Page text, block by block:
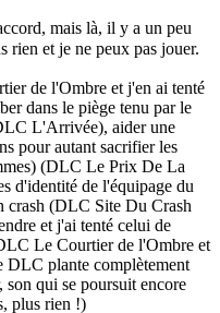
mais là, il y a un peu
rien et je ne peux pas jouer.
de l'Ombre et j'en ai tenté
dans le piège tenu par le
L'Arrivée), aider une
pour autant sacrifier les
(DLC Le Prix De La
d'identité de l'équipage du
crash (DLC Site Du Crash
et j'ai tenté celui de
Le Courtier de l'Ombre et
DLC plante complètement
son qui se poursuit encore
plus rien !)